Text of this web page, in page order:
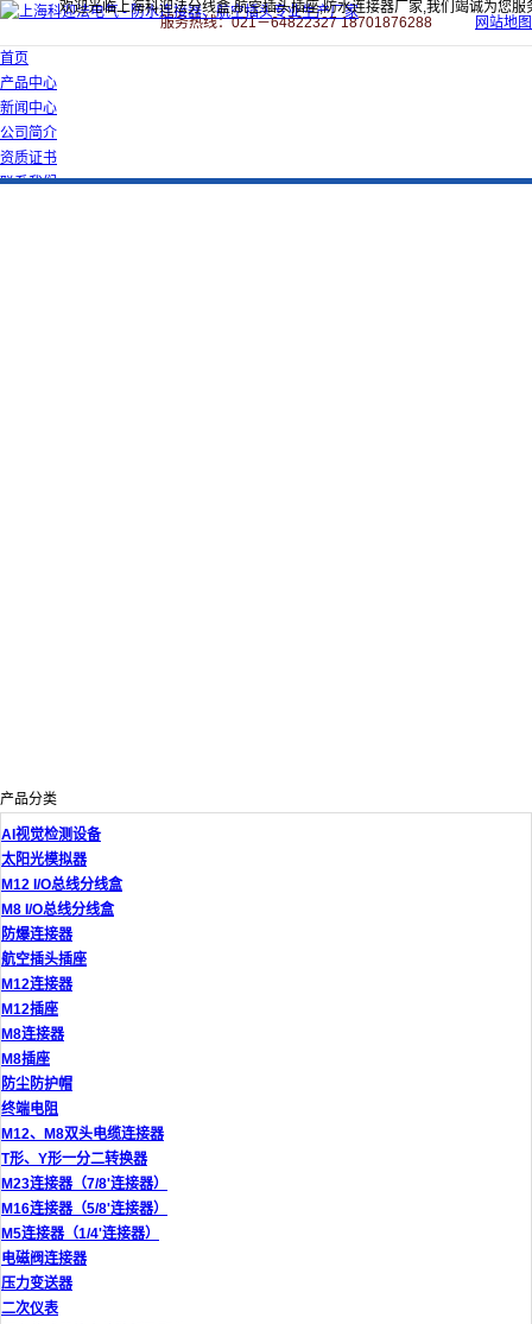
欢迎光临上海科迎法分线盒,航空插头插座,防水连接器厂家,我们竭诚为您服
服务热线：021－64822327 18701876288
网站地图
首页
产品中心
新闻中心
公司简介
资质证书
联系我们
产品分类
AI视觉检测设备
太阳光模拟器
M12 I/O总线分线盒
M8 I/O总线分线盒
防爆连接器
航空插头插座
M12连接器
M12插座
M8连接器
M8插座
防尘防护帽
终端电阻
M12、M8双头电缆连接器
T形、Y形一分二转换器
M23连接器（7/8'连接器）
M16连接器（5/8'连接器）
M5连接器（1/4'连接器）
电磁阀连接器
压力变送器
二次仪表